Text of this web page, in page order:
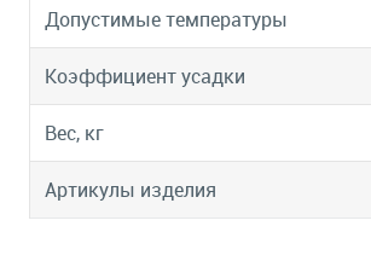
Допустимые температуры
Коэффициент усадки
Вес, кг
Артикулы изделия